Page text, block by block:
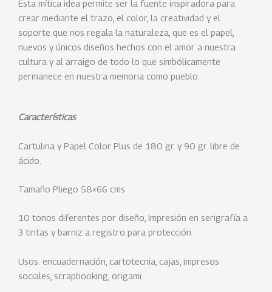
Esta mítica idea permite ser la fuente inspiradora para
crear mediante el trazo, el color, la creatividad y el
soporte que nos regala la naturaleza, que es el papel,
nuevos y únicos diseños hechos con el amor a nuestra
cultura y al arraigo de todo lo que simbólicamente
permanece en nuestra memoria como pueblo.
Características
Cartulina y Papel Color Plus de 180 gr. y 90 gr. libre de
ácido.
Tamaño Pliego 58×66 cms
10 tonos diferentes por diseño, Impresión en serigrafía a
3 tintas y barniz a registro para protección.
Usos: encuadernación, cartotecnia, cajas, impresos
sociales, scrapbooking, origami.